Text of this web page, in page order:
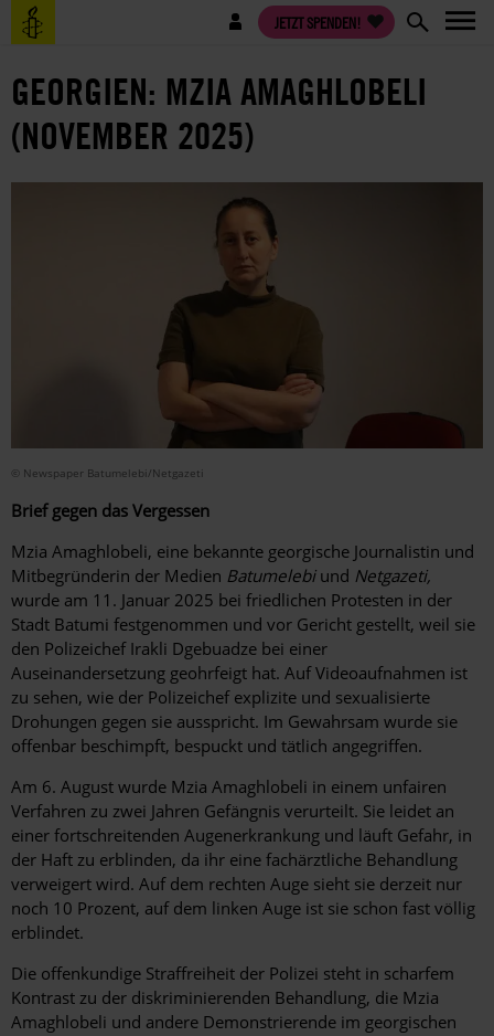
Direkt
zum
Benutzermenü JETZT SPENDEN!
GEORGIEN: MZIA AMAGHLOBELI
(NOVEMBER 2025)
© Newspaper Batumelebi/Netgazeti
Brief gegen das Vergessen
Mzia Amaghlobeli, eine bekannte georgische Journalistin und
Mitbegründerin der Medien Batumelebi und Netgazeti,
wurde am 11. Januar 2025 bei friedlichen Protesten in der
Stadt Batumi festgenommen und vor Gericht gestellt, weil sie
den Polizeichef Irakli Dgebuadze bei einer
Auseinandersetzung geohrfeigt hat. Auf Videoaufnahmen ist
zu sehen, wie der Polizeichef explizite und sexualisierte
Drohungen gegen sie ausspricht. Im Gewahrsam wurde sie
offenbar beschimpft, bespuckt und tätlich angegriffen.
Am 6. August wurde Mzia Amaghlobeli in einem unfairen
Verfahren zu zwei Jahren Gefängnis verurteilt. Sie leidet an
einer fortschreitenden Augenerkrankung und läuft Gefahr, in
der Haft zu erblinden, da ihr eine fachärztliche Behandlung
verweigert wird. Auf dem rechten Auge sieht sie derzeit nur
noch 10 Prozent, auf dem linken Auge ist sie schon fast völlig
erblindet.
Die offenkundige Straffreiheit der Polizei steht in scharfem
Kontrast zu der diskriminierenden Behandlung, die Mzia
Amaghlobeli und andere Demonstrierende im georgischen